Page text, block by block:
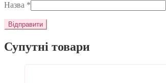
Назва *
Супутні товари